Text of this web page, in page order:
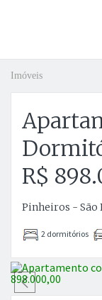
Imóveis
R$
Pinheiros - São
2 dormitórios
Anterior